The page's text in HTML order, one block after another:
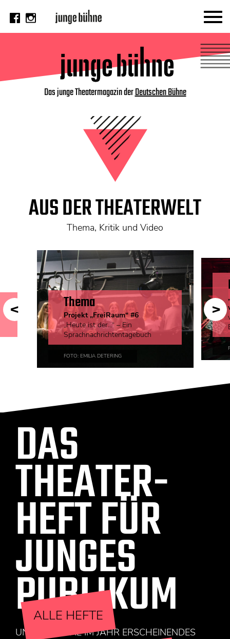
SUCHE
Mediadaten
Über uns
junge bühne-Beirat
Wir suchen…
Das junge Theatermagazin derDeutschen Bühne
AUS DER THEATERWELT
Thema, Kritik und Video
Thema
Projekt „FreiRaum“ #6
„Heute ist der...“ – Ein
Sprachnachrichtentagebuch
FOTO: EMILIA DETERING
DAS
THEATER-
HEFT FÜR
JUNGES
PUBLIKUM
UNSER EINMAL IM JAHR ERSCHEINENDES
ALLE HEFTE